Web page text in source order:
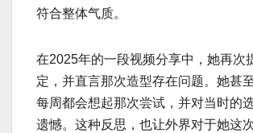
符合整体气质。
在2025年的一段视频分享中，她再次
定，并直言那次造型存在问题。她甚
每周都会想起那次尝试，并对当时的
遗憾。这种反思，也让外界对于她这